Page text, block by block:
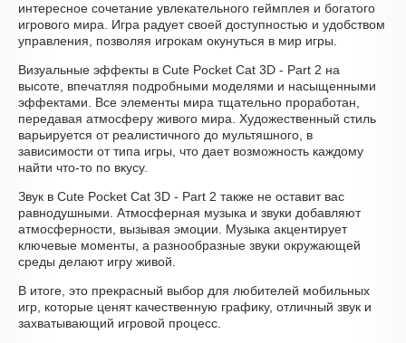
интересное сочетание увлекательного геймплея и богатого
игрового мира. Игра радует своей доступностью и удобством
управления, позволяя игрокам окунуться в мир игры.
Визуальные эффекты в Cute Pocket Cat 3D - Part 2 на
высоте, впечатляя подробными моделями и насыщенными
эффектами. Все элементы мира тщательно проработан,
передавая атмосферу живого мира. Художественный стиль
варьируется от реалистичного до мультяшного, в
зависимости от типа игры, что дает возможность каждому
найти что-то по вкусу.
Звук в Cute Pocket Cat 3D - Part 2 также не оставит вас
равнодушными. Атмосферная музыка и звуки добавляют
атмосферности, вызывая эмоции. Музыка акцентирует
ключевые моменты, а разнообразные звуки окружающей
среды делают игру живой.
В итоге, это прекрасный выбор для любителей мобильных
игр, которые ценят качественную графику, отличный звук и
захватывающий игровой процесс.